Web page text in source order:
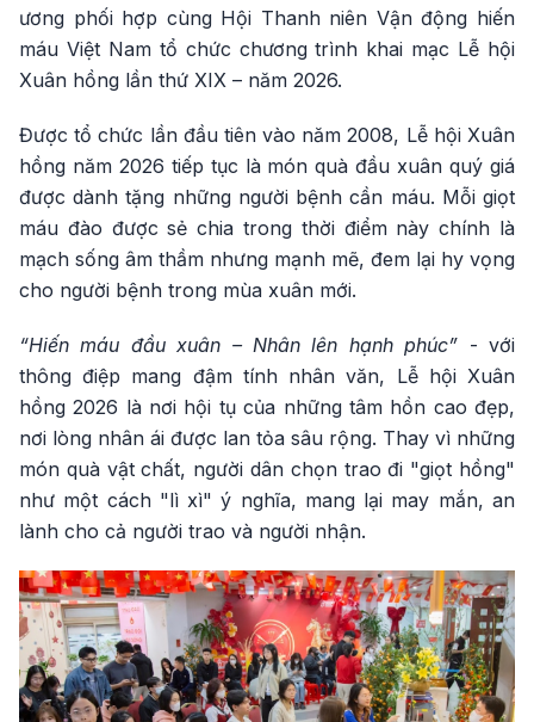
ương phối hợp cùng Hội Thanh niên Vận động hiến
máu Việt Nam tổ chức chương trình khai mạc Lễ hội
Xuân hồng lần thứ XIX – năm 2026.
Được tổ chức lần đầu tiên vào năm 2008, Lễ hội Xuân
hồng năm 2026 tiếp tục là món quà đầu xuân quý giá
được dành tặng những người bệnh cần máu. Mỗi giọt
máu đào được sẻ chia trong thời điểm này chính là
mạch sống âm thầm nhưng mạnh mẽ, đem lại hy vọng
cho người bệnh trong mùa xuân mới.
“Hiến máu đầu xuân – Nhân lên hạnh phúc” - với
thông điệp mang đậm tính nhân văn, Lễ hội Xuân
hồng 2026 là nơi hội tụ của những tâm hồn cao đẹp,
nơi lòng nhân ái được lan tỏa sâu rộng. Thay vì những
món quà vật chất, người dân chọn trao đi "giọt hồng"
như một cách "lì xì" ý nghĩa, mang lại may mắn, an
lành cho cả người trao và người nhận.